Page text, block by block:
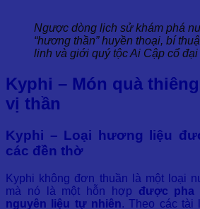
Ngược dòng lịch sử khám phá
“hương thần” huyền thoại, bí
linh và giới quý tộc Ai Cập cổ đại
Kyphi – Món quà
vị thần
Kyphi – Loại hương liệu
các đền thờ
Kyphi không đơn thuần là một loại
mà nó là một hỗn hợp được pha
nguyên liệu tự nhiên. Theo các tài